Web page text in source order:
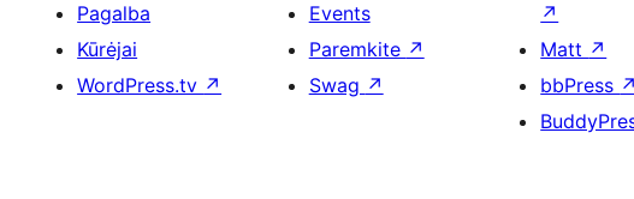
Pagalba
Kūrėjai
WordPress.tv ↗
Events
Paremkite ↗
Swag ↗
↗
Matt ↗
bbPress ↗